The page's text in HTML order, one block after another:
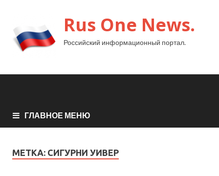
Rus One News.
Российский информационный портал.
ГЛАВНОЕ МЕНЮ
МЕТКА: СИГУРНИ УИВЕР